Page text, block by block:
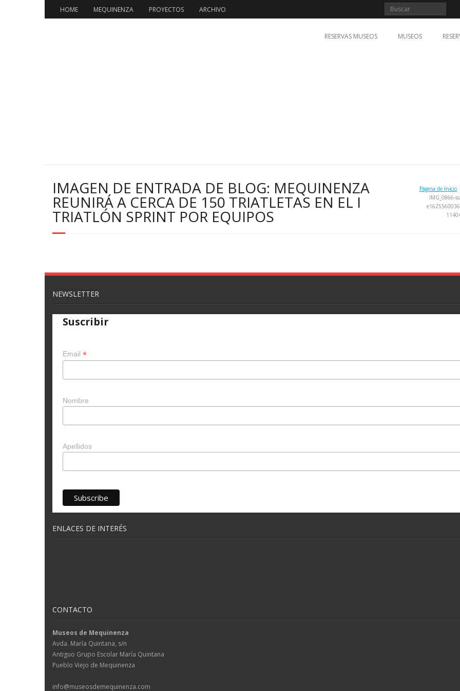
HOME MEQUINENZA PROYECTOS ARCHIVO
RESERVAS MUSEOS MUSEOS
IMAGEN DE ENTRADA DE BLOG: MEQUINENZA
REUNIRÁ A CERCA DE 150 TRIATLETAS EN EL I
TRIATLÓN SPRINT POR EQUIPOS
Página de Inicio
IMG_0866-
NEWSLETTER
Suscribir
Email *
Nombre
Apellidos
ENLACES DE INTERÉS
CONTACTO
Museos de Mequinenza
Avda. María Quintana, s/n
Antiguo Grupo Escolar María Quintana
Pueblo Viejo de Mequinenza
info@museosdemequinenza.com